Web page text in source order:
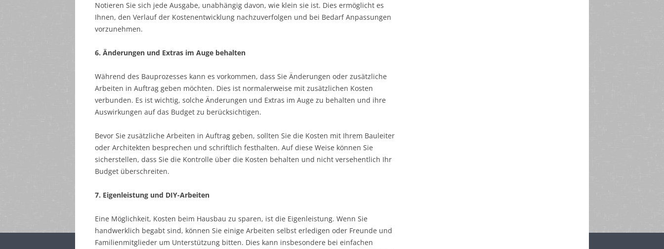
Notieren Sie sich jede Ausgabe, unabhängig davon, wie klein sie ist. Dies ermöglicht es
Ihnen, den Verlauf der Kostenentwicklung nachzuverfolgen und bei Bedarf Anpassungen
vorzunehmen.
6. Änderungen und Extras im Auge behalten
Während des Bauprozesses kann es vorkommen, dass Sie Änderungen oder zusätzliche
Arbeiten in Auftrag geben möchten. Dies ist normalerweise mit zusätzlichen Kosten
verbunden. Es ist wichtig, solche Änderungen und Extras im Auge zu behalten und ihre
Auswirkungen auf das Budget zu berücksichtigen.
Bevor Sie zusätzliche Arbeiten in Auftrag geben, sollten Sie die Kosten mit Ihrem Bauleiter
oder Architekten besprechen und schriftlich festhalten. Auf diese Weise können Sie
sicherstellen, dass Sie die Kontrolle über die Kosten behalten und nicht versehentlich Ihr
Budget überschreiten.
7. Eigenleistung und DIY-Arbeiten
Eine Möglichkeit, Kosten beim Hausbau zu sparen, ist die Eigenleistung. Wenn Sie
handwerklich begabt sind, können Sie einige Arbeiten selbst erledigen oder Freunde und
Familienmitglieder um Unterstützung bitten. Dies kann insbesondere bei einfachen